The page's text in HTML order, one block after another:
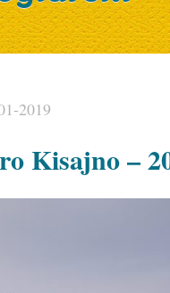
2019
Kisajno –